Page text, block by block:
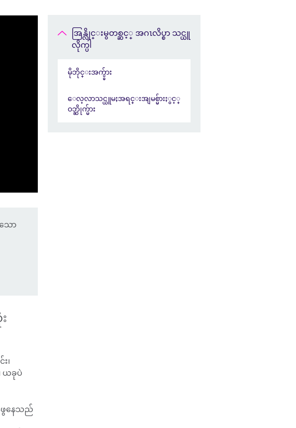
ော
၊
ယခုပဲ
ေနေသည်
အြန္လိုင္းမွတစ္ဆင့္ အဂၤလိပ္စာ သင္ယူ
လိုက္ပါ
မိုဘိုင္းအက္ပ္မ်ား
ေလ့လာသင္ယူမႈအရင္းအျမစ္မ်ားႏွင့္
ဝဘ္ဆိုက္မ်ား